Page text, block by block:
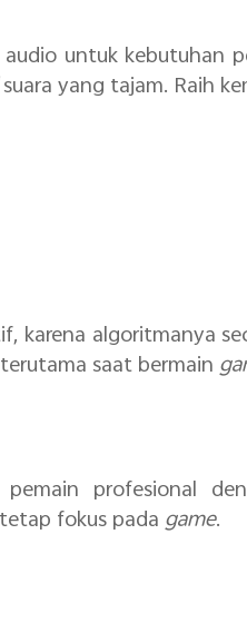
untuk kebutuhan
suara yang tajam. Raih
karena algoritmanya
saat bermain
profesional
fokus padagame.